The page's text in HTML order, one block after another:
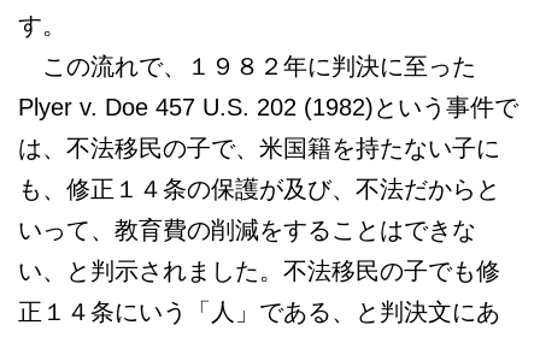
す。
この流れで、１９８２年に判決に至った
Plyer v. Doe 457 U.S. 202 (1982)という事件で
は、不法移民の子で、米国籍を持たない子に
も、修正１４条の保護が及び、不法だからと
いって、教育費の削減をすることはできな
い、と判示されました。不法移民の子でも修
正１４条にいう「人」である、と判決文にあ